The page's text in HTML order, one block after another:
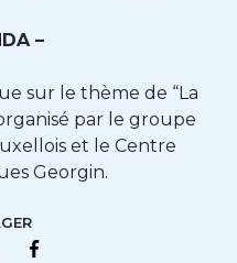
–
sur le thème de “La
par le groupe
et le Centre
Georgin.
sur LinkedIn
Partager sur Twitter